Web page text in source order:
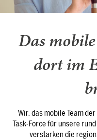
Das
dort im
Wir, das mobile Team
Task-Force für unsere
verstärken die